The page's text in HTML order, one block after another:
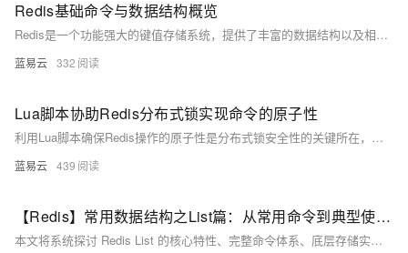
Redis基础命令与数据结构概览
Redis是一个功能强大的键值存储系统，提供了丰富的数据结构以及相应的操作命令来满足现代应用程序对于高速读写和灵活数据处理的需求。通过掌握这些基础命令，开发者能够高效地对Redis进行操作，实现数据存储和管理的高性能方案。
蓝易云 332
Lua脚本协助Redis分布式锁实现命令的原子性
利用Lua脚本确保Redis操作的原子性是分布式锁安全性的关键所在，可以大幅减少由于网络分区、客户端故障等导致的锁无法正确释放的情况，从而在分布式系统中保证数据操作的安全性和一致性。在将这些概念应用于生产环境前，建议深入理解Redis事务与Lua脚本的工作原理以及分布式锁的可能问题和解决方案。
蓝易云 439
【Redis】常用数据结构之List篇：从常用命令到典型使用场景
本文将系统探讨 Redis List 的核心特性、完整命令体系、底层存储实现以及典型实践场景，为读者构建从理论到应用的完整认知框架，助力开发者在实际业务中高效运用这一数据结构解决问题。